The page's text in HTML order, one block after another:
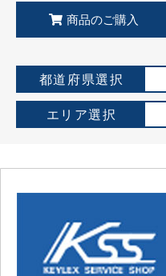
商品のご購入
都道府県選択
エリア選択